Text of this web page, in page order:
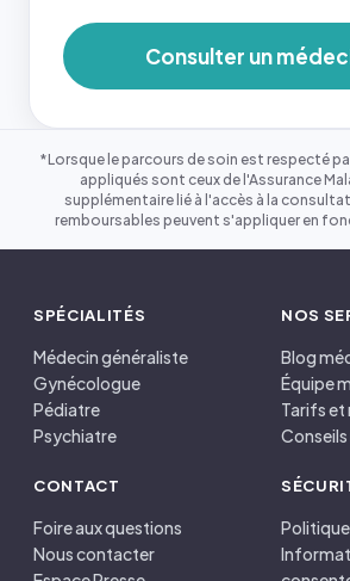
Consulter un
*Lorsque le parcours de soin est respecté
appliqués sont ceux de l'Assurance
supplémentaire lié à l'accès à la
remboursables peuvent s'appliquer en
SPÉCIALITÉS
Médecin généraliste
Gynécologue
Pédiatre
Psychiatre
NOS
Blog
Équipe
Tarifs
CONTACT
Foire aux questions
Nous contacter